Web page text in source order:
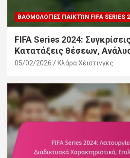
ΒΑΘΜΟΛΟΓΊΕΣ ΠΑΙΚΤΏΝ FIFA SERIES
FIFA Series 2024:
Κατατάξεις θέσεων,
05/02/2026 Κλάρα Χέιστινγκς